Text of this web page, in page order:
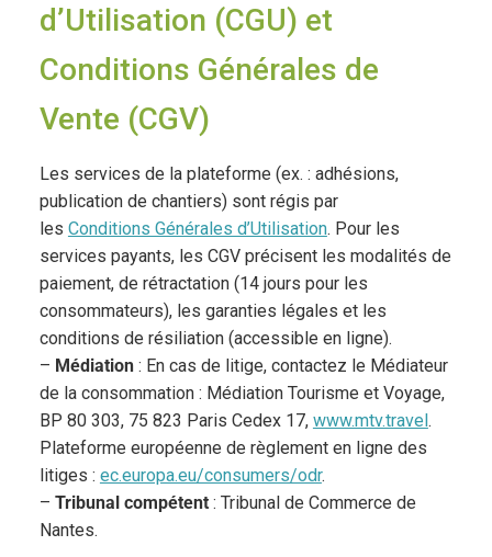
d’Utilisation (CGU) et
Conditions Générales de
Vente (CGV)
Les services de la plateforme (ex. : adhésions,
publication de chantiers) sont régis par
les Conditions Générales d’Utilisation. Pour les
services payants, les CGV précisent les modalités de
paiement, de rétractation (14 jours pour les
consommateurs), les garanties légales et les
conditions de résiliation (accessible en ligne).
– Médiation: En cas de litige, contactez le Médiateur
de la consommation : Médiation Tourisme et Voyage,
BP 80 303, 75 823 Paris Cedex 17, www.mtv.travel.
Plateforme européenne de règlement en ligne des
litiges : ec.europa.eu/consumers/odr.
– Tribunal compétent: Tribunal de Commerce de
Nantes.